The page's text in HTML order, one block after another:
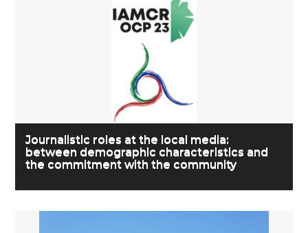
Journalistic roles at the local media:
between demographic characteristics and
the commitment with the community